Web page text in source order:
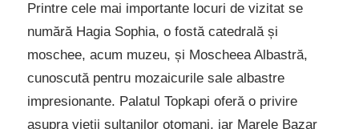
Printre cele mai importante locuri de vizitat se
numără Hagia Sophia, o fostă catedrală și
moschee, acum muzeu, și Moscheea Albastră,
cunoscută pentru mozaicurile sale albastre
impresionante. Palatul Topkapi oferă o privire
asupra vieții sultanilor otomani, iar Marele Bazar